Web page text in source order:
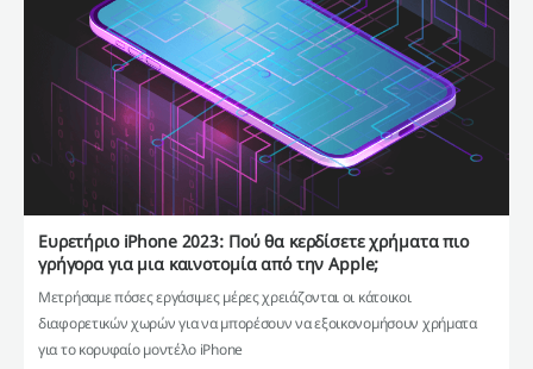
Ευρετήριο iPhone 2023: Πού θα κερδίσετε χρήματα πιο
γρήγορα για μια καινοτομία από την Apple;
Μετρήσαμε πόσες εργάσιμες μέρες χρειάζονται οι κάτοικοι
διαφορετικών χωρών για να μπορέσουν να εξοικονομήσουν χρήματα
για το κορυφαίο μοντέλο iPhone